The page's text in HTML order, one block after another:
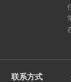
联系方式